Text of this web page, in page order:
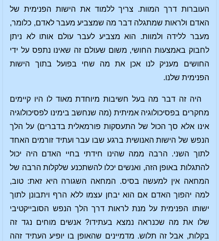
העוברות דרך המוות. צריך ללמוד את הישות הפנימית של
האדם ולראות שמתגלה דבר מה שמצביע מעבר לאדם, כלומר,
מעבר ללידה ולמוות. הוא מצביע לעבר עולם אותו לא ניתן
לחבוק באמצעות החושי, משום שעולם זה שאינו נתפס על ידי
החושים מעניק לנו אכן את מה שחי בפועל בתוך הישות
הפנימית שלנו.
היה זה דבר מה בעל חשיבות מיוחדת מאוד לו היו קיימים
מחקרים בפסיכולוגיה אמיתית (מה שנחשב בימינו לפסיכולוגיה
אינו אלא סך הכול של התעסקות פורמאלית בדברים) על הלך
הנפש של הישות האנושית ברגע שבו עבר ועתיד זורמים האחד
לתוך השני. הרבה ממה שהינו חידתי בחיי האדם היה יכול
להתגלות באופן הזה, ואנשים יכלו להשתכנע שלקלות הרבה של
המחאה אין למעשה בסיס. המחאה השגורה היא זאת: טוב,
למה יהפוך האדם אם הוא יבחן עצמו ללא הרף ויתבונן לתוך
ישותו הפנימית על מנת לראות דרך הלך הנפש הסובייקטיבי
שלו את מה שכנראה נמצא בעתידו? אנשים מוחים נגד זה
בקלות, אבל זה תלוש. מדמיינים שהאופן בו יופיע העתיד זהה